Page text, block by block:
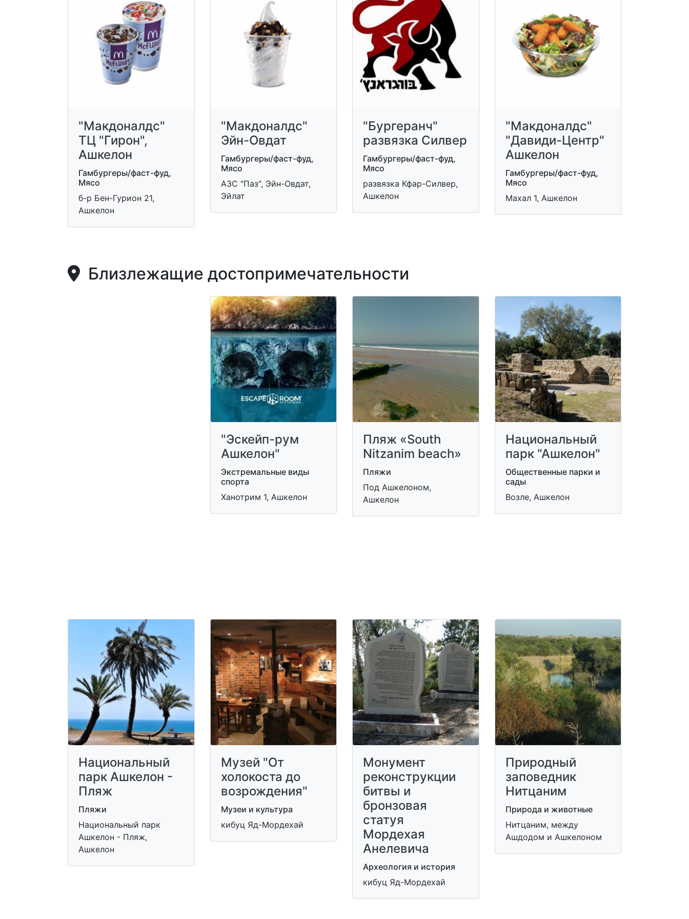
"Макдоналдс"
ТЦ "Гирон",
Ашкелон
Гамбургеры/фаст-фуд,
Мясо
б-р Бен-Гурион 21,
Ашкелон
"Макдоналдс"
Эйн-Овдат
Гамбургеры/фаст-фуд,
Мясо
АЗС "Паз", Эйн-Овдат,
Эйлат
"Бургеранч"
развязка Силвер
Гамбургеры/фаст-фуд,
Мясо
развязка Кфар-Силвер,
Ашкелон
"Макдоналдс"
"Давиди-Центр"
Ашкелон
Гамбургеры/фаст-фуд,
Мясо
Махал 1, Ашкелон
Близлежащие достопримечательности
"Эскейп-рум
Ашкелон"
Экстремальные виды
спорта
Ханотрим 1, Ашкелон
Пляж «South
Nitzanim beach»
Пляжи
Под Ашкелоном,
Ашкелон
Национальный
парк "Ашкелон"
Общественные парки и
сады
Возле, Ашкелон
Национальный
парк Ашкелон -
Пляж
Пляжи
Национальный парк
Ашкелон - Пляж,
Ашкелон
Музей "От
холокоста до
возрождения"
Музеи и культура
кибуц Яд-Мордехай
Монумент
реконструкции
битвы и
бронзовая
статуя
Мордехая
Анелевича
Археология и история
кибуц Яд-Мордехай
Природный
заповедник
Нитцаним
Природа и животные
Нитцаним, между
Ашдодом и Ашкелоном